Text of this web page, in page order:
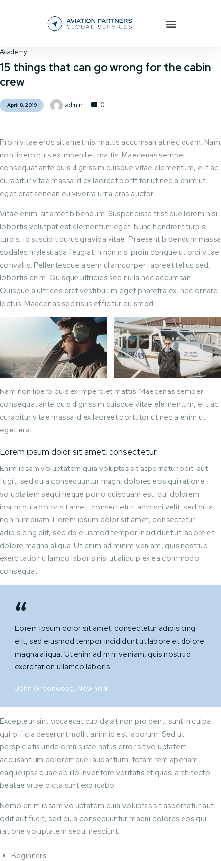
Academy
15 things that can go wrong for the cabin
crew
April 8, 2019 admin 0
Proin vitae eros sit amet nisi mattis accumsan at nec quam. Nam
non libero quis ex imperdiet mattis. Maecenas semper
consequat ante quis dignissim quisque vitae elementum, elit ac
curabitur vitae massa id ex laoreet porttitor ut nec a enim ut
eget erat aenean eu viverra urna cras auctor.
Vitae enim. sit amet bibendum. Suspendisse tristique lorem nisi,
lobortis volutpat est elementum eget. Nunc hendrerit turpis
turpis, id suscipit purus gravida vitae. Praesent bibendum massa
sodales malesuada feugiat in non nisl proin congue ut orci vitae
convallis. Pellentesque a sem ullamcorper. laoreet tellus sed,
lobortis enim. Quisque ultricies sed nulla nec accumsan.
Quisque a ultrices erat vestibulum eget pharetra ex, nec ornare
lectus. Maecenas sed risus efficitur euismod.
Nam non libero quis ex imperdiet mattis. Maecenas semper
consequat ante quis dignissim quisque vitae elementum, elit ac
curabitur vitae massa id ex laoreet porttitor ut nec a enim ut
eget erat.
Lorem ipsum dolor sit amet, consectetur.
Enim ipsam voluptatem quia voluptas sit aspernatur odit. aut
fugit, sed quia consequuntur magni dolores eos qui ratione
voluptatem sequi neque porro quisquam est, qui dolorem
ipsum quia dolor sit amet, consectetur, adipisci velit, sed quia
non numquam. Lorem ipsum dolor sit amet, consectetur
adipisicing elit, sed do eiusmod tempor incididunt ut labore et
dolore magna aliqua. Ut enim ad minim veniam, quis nostrud
exercitation ullamco laboris nisi ut aliquip ex ea commodo.
consequat.
Lorem ipsum dolor sit amet, consectetur adipisicing
elit, sed eiusmod tempor incididunt ut labore et dolore
magna aliqua. Ut enim ad mini veniam, quis nostrud
exercitation ullamco laboris.
John Greenwood, New York
Excepteur sint occaecat cupidatat non proident, sunt in culpa
qui officia deserunt mollit anim id est laborum. Sed ut
perspiciatis unde omnis iste natus error sit voluptatem
accusantium doloremque laudantium, totam rem aperiam,
eaque ipsa quae ab illo inventore veritatis et quasi architecto
beatae vitae dicta sunt explicabo.
Nemo enim ipsam voluptatem quia voluptas sit aspernatur aut
odit aut fugit, sed quia consequuntur magni dolores eos qui
ratione voluptatem sequi nesciunt.
Beginners